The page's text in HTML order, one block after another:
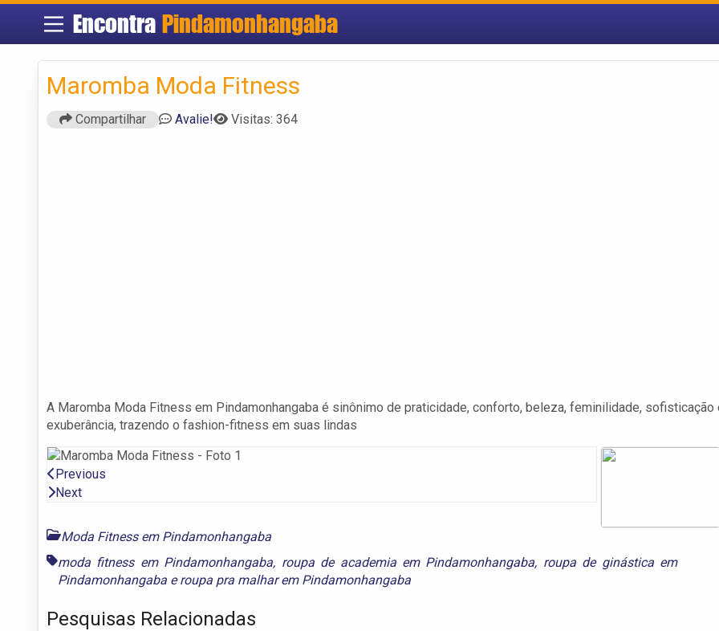
Encontra Pindamonhangaba
Maromba Moda Fitness
Compartilhar Avalie! Visitas: 364
A Maromba Moda Fitness em Pindamonhangaba é sinônimo de praticidade, conforto, beleza, feminilidade, sofisticação
exuberância, trazendo o fashion-fitness em suas lindas
Previous
Next
Moda Fitness em Pindamonhangaba
moda fitness em Pindamonhangaba, roupa de academia em Pindamonhangaba, roupa de ginástica em
Pindamonhangaba eroupa pra malhar em Pindamonhangaba
Pesquisas Relacionadas